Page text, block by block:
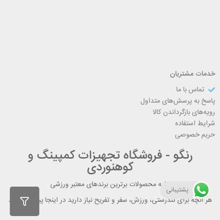
خدمات مشتریان
تماس با ما
پاسخ به پرسش‌های متداول
رویه‌های بازگرداندن کالا
شرایط استفاده
حریم خصوصی
رنگو - فروشگاه تجهیزات کمپینگ و
کوهنوردی
ارایه محصولات برترین برندهای معتبر ورزشی
هر آنچه برای تندرستی، ورزش، سفر و تفریح نیاز دارید در اینجا پیدا می کنید
پشتیبانی